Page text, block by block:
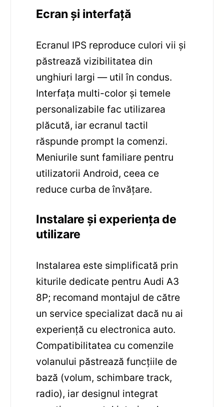
Ecran și interfață
Ecranul IPS reproduce culori vii și
păstrează vizibilitatea din
unghiuri largi — util în condus.
Interfața multi-color și temele
personalizabile fac utilizarea
plăcută, iar ecranul tactil
răspunde prompt la comenzi.
Meniurile sunt familiare pentru
utilizatorii Android, ceea ce
reduce curba de învățare.
Instalare și experiența de
utilizare
Instalarea este simplificată prin
kiturile dedicate pentru Audi A3
8P; recomand montajul de către
un service specializat dacă nu ai
experiență cu electronica auto.
Compatibilitatea cu comenzile
volanului păstrează funcțiile de
bază (volum, schimbare track,
radio), iar designul integrat